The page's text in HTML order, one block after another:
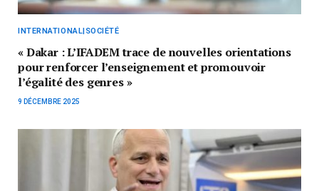
INTERNATIONAL|SOCIÉTÉ
« Dakar : L’IFADEM trace de nouvelles orientations
pour renforcer l’enseignement et promouvoir
l’égalité des genres »
9 DÉCEMBRE 2025